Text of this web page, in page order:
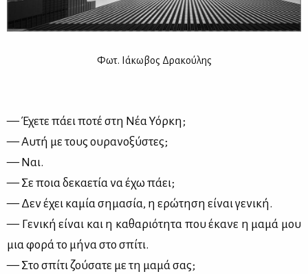
Φωτ. Ιά­κω­βος Δρα­κού­λης
— Έχε­τε πά­ει πο­τέ στη Νέα Υόρ­κη;
— Αυ­τή με τους ου­ρα­νο­ξύ­στες;
— Ναι.
— Σε ποια δε­κα­ε­τία να έχω πά­ει;
— Δεν έχει κα­μία ση­μα­σία, η ερώ­τη­ση εί­ναι γε­νι­κή.
— Γε­νι­κή εί­ναι και η κα­θα­ριό­τη­τα που έκα­νε η μα­μά μου
μια φο­ρά το μή­να στο σπί­τι.
— Στο σπί­τι ζού­σα­τε με τη μα­μά σας;